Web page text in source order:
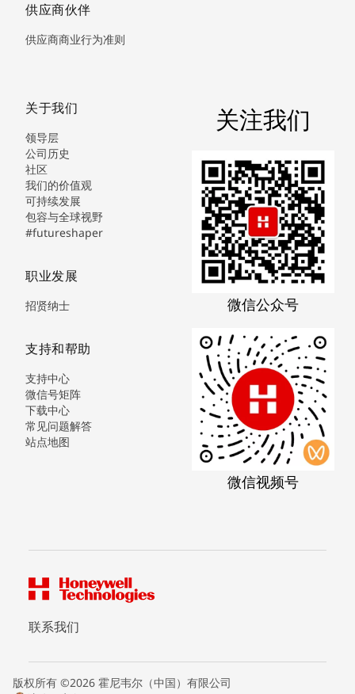
供应商伙伴
供应商商业行为准则
关于我们
领导层
公司历史
社区
我们的价值观
可持续发展
包容与全球视野
#futureshaper
职业发展
招贤纳士
支持和帮助
支持中心
微信号矩阵
下载中心
常见问题解答
站点地图
关注我们
微信公众号
微信视频号
联系我们
版权所有 ©2026 霍尼韦尔（中国）有限公司